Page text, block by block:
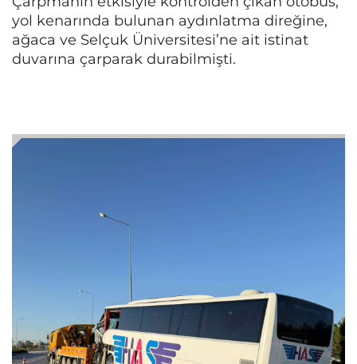
yol kenarında bulunan aydınlatma direğine,
ağaca ve Selçuk Üniversitesi’ne ait istinat
duvarına çarparak durabilmişti.